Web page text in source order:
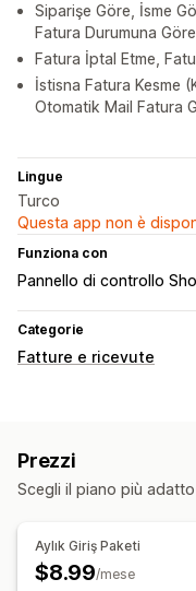
Siparişe Göre, İsme
Fatura Durumuna
Fatura İptal Etme,
İstisna Fatura Kesme
Otomatik Mail Fatura
Lingue
Turco
Questa app non è
Funziona con
Pannello di controllo
Categorie
Fatture e ricevute
Documenti di trasporto
Gestione dei file
Prezzi
Scegli il piano più
Aylık Giriş Paketi
$8.99/mese